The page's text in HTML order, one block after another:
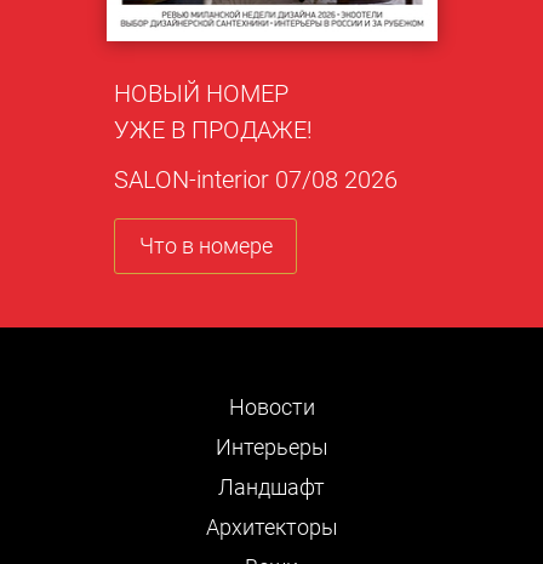
НОВЫЙ НОМЕР
УЖЕ В ПРОДАЖЕ!
SALON-interior 07/08 2026
Что в номере
Новости
Интерьеры
Ландшафт
Архитекторы